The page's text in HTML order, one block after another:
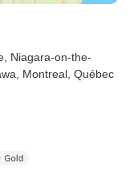
, Niagara-on-the-
, Montreal , Québec